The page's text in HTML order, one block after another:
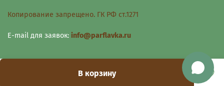
В корзину
Копирование запрещено. ГК РФ ст.1271
E-mail для заявок: info@parflavka.ru